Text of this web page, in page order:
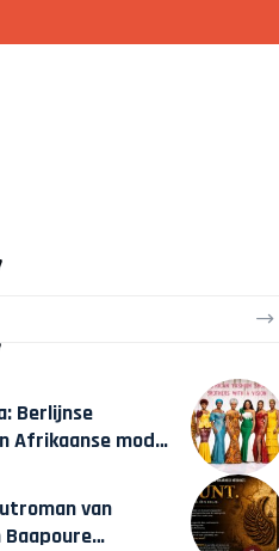
Berlijnse
Afrikaanse mode
van